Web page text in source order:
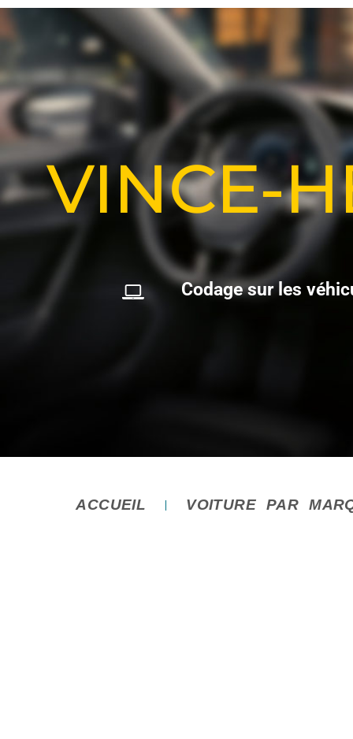
VINCE-
Codage sur les véhic
ACCUEIL VOITURE PAR